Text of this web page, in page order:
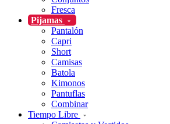
Fresca
Pijamas
Pantalón
Capri
Short
Camisas
Batola
Kimonos
Pantuflas
Combinar
Tiempo Libre